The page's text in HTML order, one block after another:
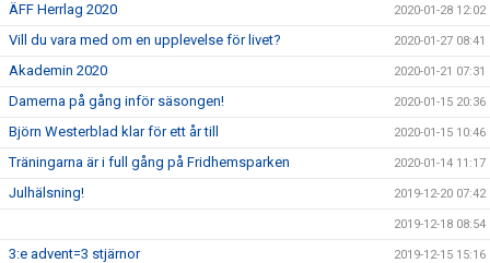
ÄFF Herrlag 2020 2020-01-28 12:02
Vill du vara med om en upplevelse för livet? 2020-01-27 08:41
Akademin 2020 2020-01-21 07:31
Damerna på gång inför säsongen! 2020-01-15 20:36
Björn Westerblad klar för ett år till 2020-01-15 10:46
Träningarna är i full gång på Fridhemsparken 2020-01-14 11:17
Julhälsning! 2019-12-20 07:42
2019-12-18 08:54
3:e advent=3 stjärnor 2019-12-15 15:16